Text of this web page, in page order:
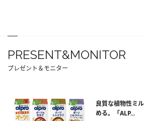
PRESENT&MONITOR
プレゼント＆モニター
良質な植物性ミ
める。「ALP...